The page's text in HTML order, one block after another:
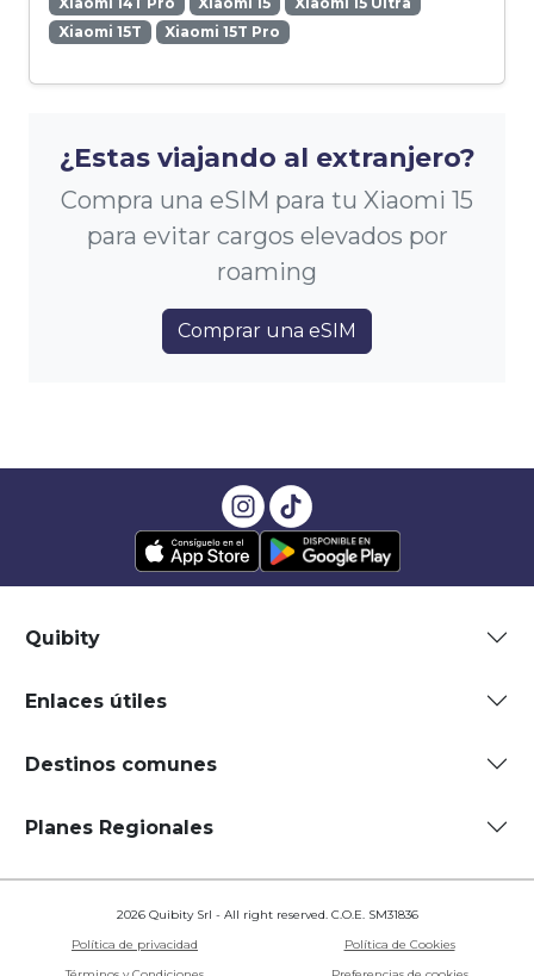
Xiaomi 15T
Xiaomi 15T Pro
¿Estas viajando al extranjero?
Compra una eSIM para tu Xiaomi 15
para evitar cargos elevados por
roaming
Comprar una eSIM
Quibity
Enlaces útiles
Destinos comunes
Planes Regionales
2026 Quibity Srl - All right reserved. C.O.E. SM31836
Política de privacidad
Política de Cookies